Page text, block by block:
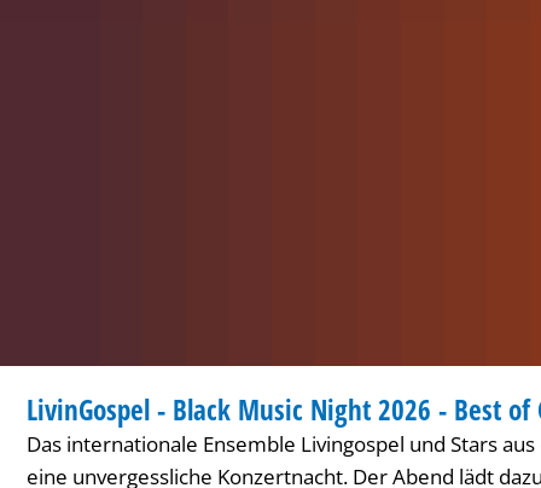
KATEGORIE: KONZERT
LivinGospel - Black Music Night 2026 - Best of
Das internationale Ensemble Livingospel und Stars
eine unvergessliche Konzertnacht. Der Abend lädt